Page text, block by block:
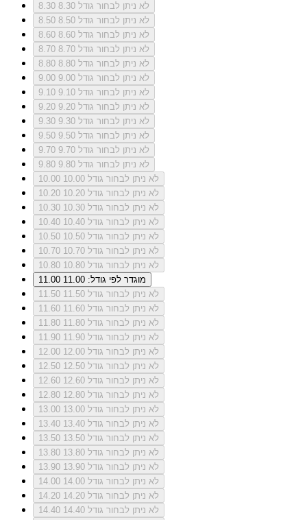
8.30
לא ניתן לבחור גודל 8.30
8.50
לא ניתן לבחור גודל 8.50
8.60
לא ניתן לבחור גודל 8.60
8.70
לא ניתן לבחור גודל 8.70
8.80
לא ניתן לבחור גודל 8.80
9.00
לא ניתן לבחור גודל 9.00
9.10
לא ניתן לבחור גודל 9.10
9.20
לא ניתן לבחור גודל 9.20
9.30
לא ניתן לבחור גודל 9.30
9.50
לא ניתן לבחור גודל 9.50
9.70
לא ניתן לבחור גודל 9.70
9.80
לא ניתן לבחור גודל 9.80
10.00
לא ניתן לבחור גודל 10.00
10.20
לא ניתן לבחור גודל 10.20
10.30
לא ניתן לבחור גודל 10.30
10.40
לא ניתן לבחור גודל 10.40
10.50
לא ניתן לבחור גודל 10.50
10.70
לא ניתן לבחור גודל 10.70
10.80
לא ניתן לבחור גודל 10.80
11.00
מוגדר לפי גודל: 11.00
11.50
לא ניתן לבחור גודל 11.50
11.60
לא ניתן לבחור גודל 11.60
11.80
לא ניתן לבחור גודל 11.80
11.90
לא ניתן לבחור גודל 11.90
12.00
לא ניתן לבחור גודל 12.00
12.50
לא ניתן לבחור גודל 12.50
12.60
לא ניתן לבחור גודל 12.60
12.80
לא ניתן לבחור גודל 12.80
13.00
לא ניתן לבחור גודל 13.00
13.40
לא ניתן לבחור גודל 13.40
13.50
לא ניתן לבחור גודל 13.50
13.80
לא ניתן לבחור גודל 13.80
13.90
לא ניתן לבחור גודל 13.90
14.00
לא ניתן לבחור גודל 14.00
14.20
לא ניתן לבחור גודל 14.20
14.40
לא ניתן לבחור גודל 14.40